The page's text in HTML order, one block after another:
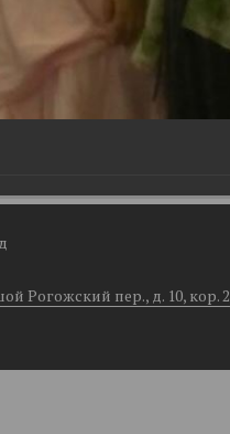
Рогожский пер., д. 10, кор. 2